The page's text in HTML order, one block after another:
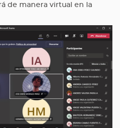
de manera virtual en la